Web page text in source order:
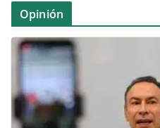
Opinión